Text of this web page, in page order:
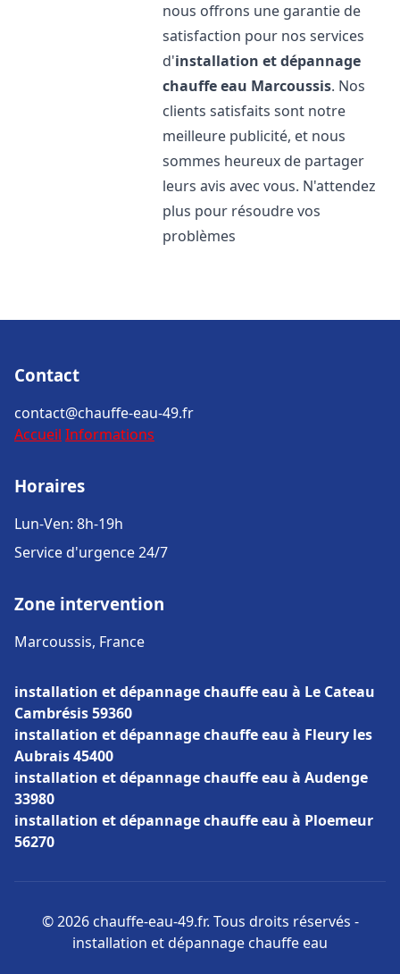
nous offrons une garantie de
satisfaction pour nos services
d'installation et dépannage
chauffe eau Marcoussis. Nos
clients satisfaits sont notre
meilleure publicité, et nous
sommes heureux de partager
leurs avis avec vous. N'attendez
plus pour résoudre vos
problèmes
Contact
contact@chauffe-eau-49.fr
Accueil Informations
Horaires
Lun-Ven: 8h-19h
Service d'urgence 24/7
Zone intervention
Marcoussis, France
installation et dépannage chauffe eau à Le Cateau
Cambrésis 59360
installation et dépannage chauffe eau à Fleury les
Aubrais 45400
installation et dépannage chauffe eau à Audenge
33980
installation et dépannage chauffe eau à Ploemeur
56270
© 2026 chauffe-eau-49.fr. Tous droits réservés -
installation et dépannage chauffe eau